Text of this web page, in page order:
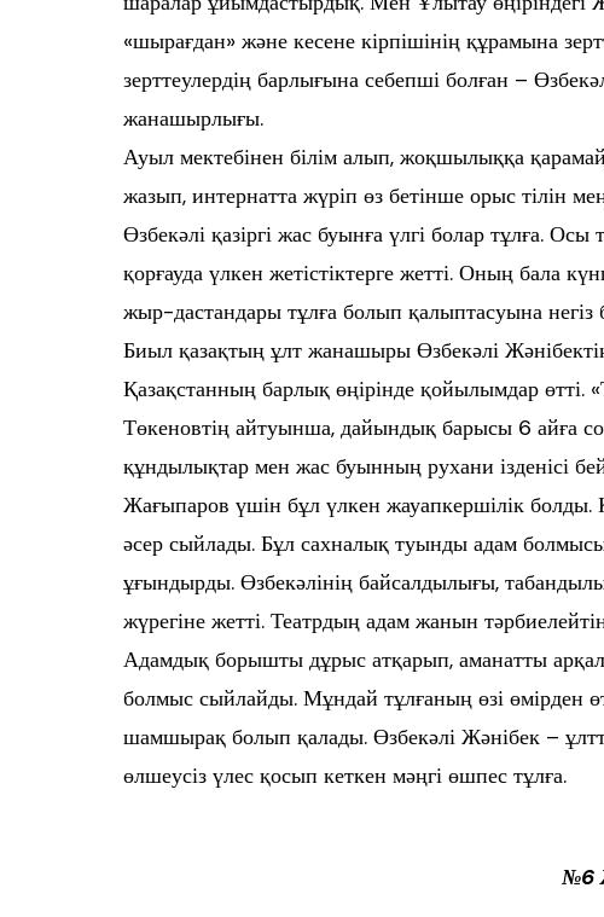
«шырағдан» және кесене кірпішінің құрамына
зерттеулердің барлығына себепші болған –
жанашырлығы.
Ауыл мектебінен білім алып, жоқшылыққа
жазып, интернатта жүріп өз бетінше орыс тілін
Өзбекәлі қазіргі жас буынға үлгі болар тұлға.
қорғауда үлкен жетістіктерге жетті. Оның бала
жыр-дастандары тұлға болып қалыптасуына негіз
Биыл қазақтың ұлт жанашыры Өзбекәлі
Қазақстанның барлық өңірінде қойылымдар өтті.
Төкеновтің айтуынша, дайындық барысы 6 айға
құндылықтар мен жас буынның рухани ізденісі
Жағыпаров үшін бұл үлкен жауапкершілік
әсер сыйлады. Бұл сахналық туынды адам
ұғындырды. Өзбекәлінің байсалдылығы,
жүрегіне жетті. Театрдың адам жанын
Адамдық борышты дұрыс атқарып, аманатты
болмыс сыйлайды. Мұндай тұлғаның өзі өмірден
шамшырақ болып қалады. Өзбекәлі Жәнібек –
өлшеусіз үлес қосып кеткен мәңгі өшпес тұлға.
№6